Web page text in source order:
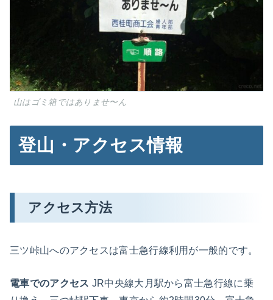
山はゴミ箱ではありませ〜ん
登山・アクセス情報
アクセス方法
三ツ峠山へのアクセスは富士急行線利用が一般的です。
電車でのアクセス JR中央線大月駅から富士急行線に乗